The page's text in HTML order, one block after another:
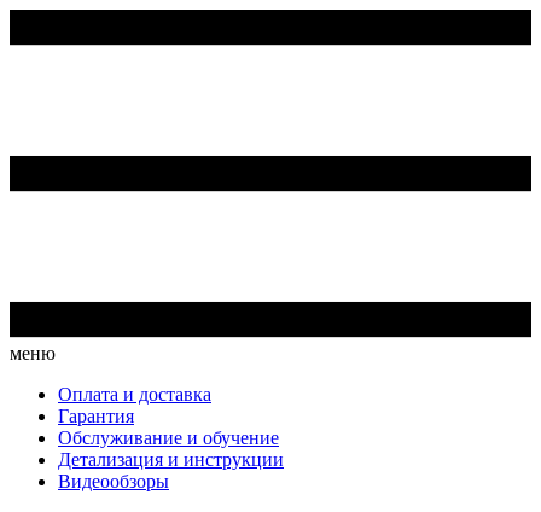
меню
Оплата и доставка
Гарантия
Обслуживание и обучение
Детализация и инструкции
Видеообзоры